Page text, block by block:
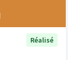
Réalisé